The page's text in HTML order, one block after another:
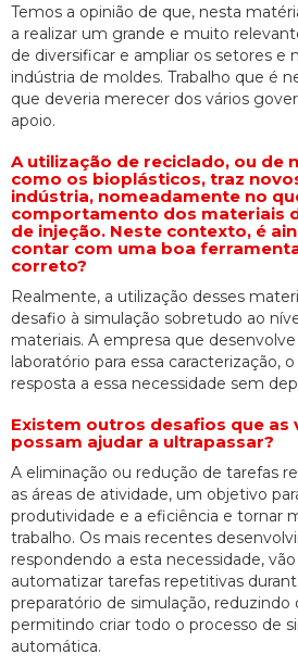
Temos a opinião de que, nesta
a realizar um grande e muito
de diversificar e ampliar os setores e
indústria de moldes. Trabalho que é
que deveria merecer dos vários
apoio.
A utilização de reciclado, ou de
como os bioplásticos, traz
indústria, nomeadamente no
comportamento dos materiais
de injeção. Neste contexto, é
contar com uma boa
correto?
Realmente, a utilização desses
desafio à simulação sobretudo ao
materiais. A empresa que
laboratório para essa caracterização,
resposta a essa necessidade sem
Existem outros desafios que as
possam ajudar a ultrapassar?
A eliminação ou redução de tarefas
as áreas de atividade, um objetivo
produtividade e a eficiência e tornar
trabalho. Os mais recentes
respondendo a esta necessidade,
automatizar tarefas repetitivas
preparatório de simulação,
permitindo criar todo o processo de
automática.